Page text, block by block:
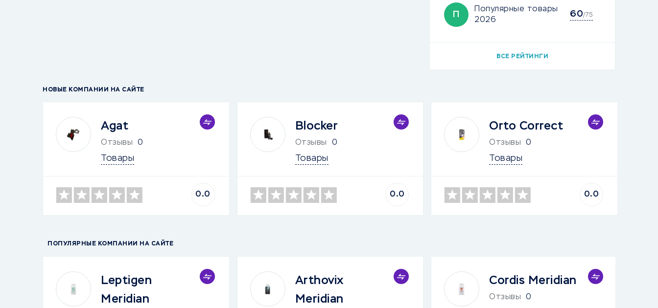
П
Популярные товары
2026
60/75
ВСЕ РЕЙТИНГИ
НОВЫЕ КОМПАНИИ НА САЙТЕ
Agat
Отзывы 0
Товары
0.0
Blocker
Отзывы 0
Товары
0.0
Orto Correct
Отзывы 0
Товары
0.0
ПОПУЛЯРНЫЕ КОМПАНИИ НА САЙТЕ
Leptigen
Meridian
Arthovix
Meridian
Cordis Meridian
Отзывы 0